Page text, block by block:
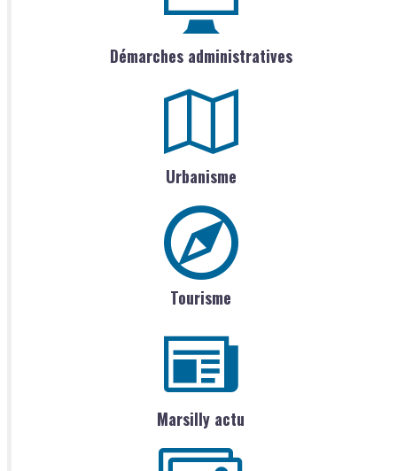
Démarches administratives
Urbanisme
Tourisme
Marsilly actu